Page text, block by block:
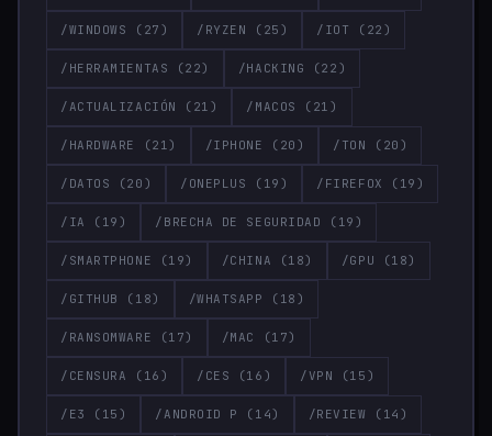
/WINDOWS (27) /RYZEN (25) /IOT (22)
/HERRAMIENTAS (22) /HACKING (22)
/ACTUALIZACIÓN (21) /MACOS (21)
/HARDWARE (21) /IPHONE (20) /TON (20)
/DATOS (20) /ONEPLUS (19) /FIREFOX (19)
/IA (19) /BRECHA DE SEGURIDAD (19)
/SMARTPHONE (19) /CHINA (18) /GPU (18)
/GITHUB (18) /WHATSAPP (18)
/RANSOMWARE (17) /MAC (17)
/CENSURA (16) /CES (16) /VPN (15)
/E3 (15) /ANDROID P (14) /REVIEW (14)